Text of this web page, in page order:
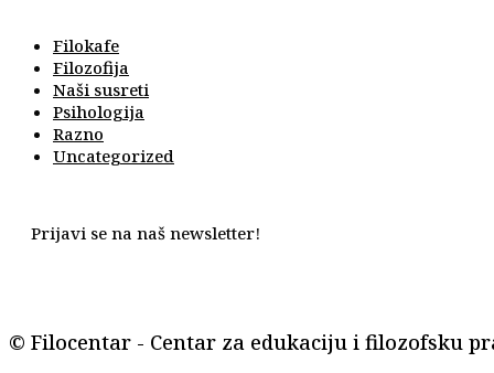
Filokafe
Filozofija
Naši susreti
Psihologija
Razno
Uncategorized
Prijavi se na naš newsletter!
© Filocentar - Centar za edukaciju i filozofsku